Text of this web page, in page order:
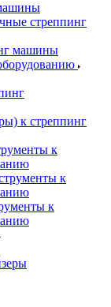
стреппинг
машины
к стреппинг
к
к
к